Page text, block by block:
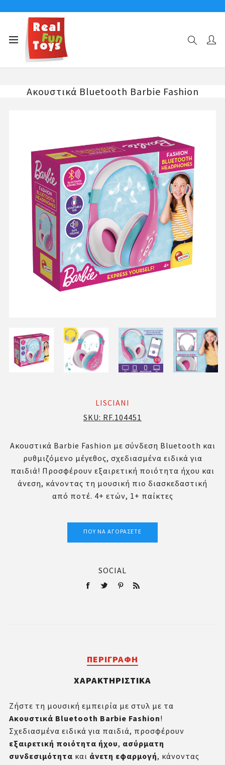
Αρχική σελίδα
Ακουστικά Bluetooth Barbie Fashion
Ακουστικά Bluetooth Barbie Fashion
LISCIANI
SKU: RF.104451
Ακουστικά Barbie Fashion με σύνδεση Bluetooth και
ρυθμιζόμενο μέγεθος, σχεδιασμένα ειδικά για
παιδιά! Προσφέρουν εξαιρετική ποιότητα ήχου και
άνεση, κάνοντας τη μουσική πιο διασκεδαστική
από ποτέ. 4+ ετών, 1+ παίκτες
ΠΟΎ ΝΑ ΑΓΟΡΆΣΕΤΕ
SOCIAL
ΠΕΡΙΓΡΑΦΉ
ΧΑΡΑΚΤΗΡΙΣΤΙΚΆ
Ζήστε τη μουσική εμπειρία με στυλ με τα
Ακουστικά Bluetooth Barbie Fashion!
Σχεδιασμένα ειδικά για παιδιά, προσφέρουν
εξαιρετική ποιότητα ήχου, ασύρματη
συνδεσιμότητα και άνετη εφαρμογή, κάνοντας